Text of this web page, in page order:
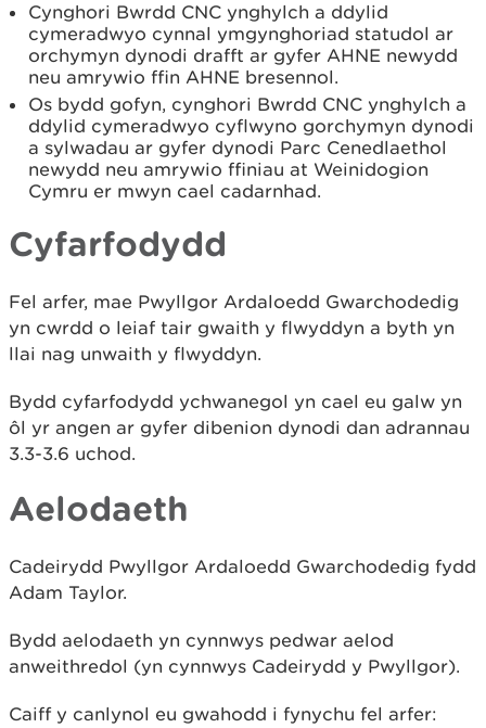
Cynghori Bwrdd CNC ynghylch a ddylid
cymeradwyo cynnal ymgynghoriad statudol ar
orchymyn dynodi drafft ar gyfer AHNE newydd
neu amrywio ffin AHNE bresennol.
Os bydd gofyn, cynghori Bwrdd CNC ynghylch a
ddylid cymeradwyo cyflwyno gorchymyn dynodi
a sylwadau ar gyfer dynodi Parc Cenedlaethol
newydd neu amrywio ffiniau at Weinidogion
Cymru er mwyn cael cadarnhad.
Cyfarfodydd
Fel arfer, mae Pwyllgor Ardaloedd Gwarchodedig
yn cwrdd o leiaf tair gwaith y flwyddyn a byth yn
llai nag unwaith y flwyddyn.
Bydd cyfarfodydd ychwanegol yn cael eu galw yn
ôl yr angen ar gyfer dibenion dynodi dan adrannau
3.3-3.6 uchod.
Aelodaeth
Cadeirydd Pwyllgor Ardaloedd Gwarchodedig fydd
Adam Taylor.
Bydd aelodaeth yn cynnwys pedwar aelod
anweithredol (yn cynnwys Cadeirydd y Pwyllgor).
Caiff y canlynol eu gwahodd i fynychu fel arfer: